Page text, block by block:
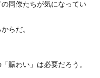
同僚たちが気になってい
らだ。
賑わい」は必要だろう。